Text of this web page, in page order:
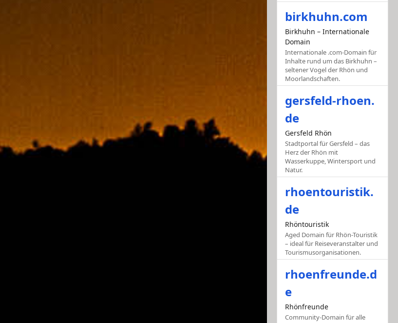
birkhuhn.com
Birkhuhn – Internationale
Domain
Internationale .com-Domain für
Inhalte rund um das Birkhuhn –
seltener Vogel der Rhön und
Moorlandschaften.
gersfeld-rhoen.
de
Gersfeld Rhön
Stadtportal für Gersfeld – das
Herz der Rhön mit
Wasserkuppe, Wintersport und
Natur.
rhoentouristik.
de
Rhöntouristik
Aged Domain für Rhön-Touristik
– ideal für Reiseveranstalter und
Tourismusorganisationen.
rhoenfreunde.d
e
Rhönfreunde
Community-Domain für alle